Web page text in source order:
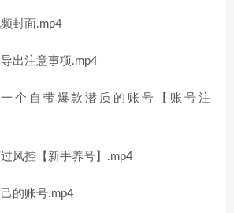
封面.mp4
出注意事项.mp4
个自带爆款潜质的账号【账号注
风控【新手养号】.mp4
的账号.mp4